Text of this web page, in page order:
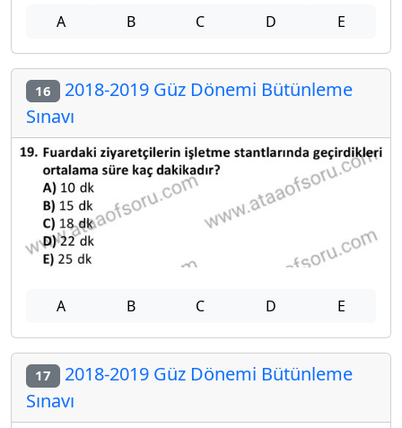
A B C D E
16 2018-2019 Güz Dönemi Bütünleme
Sınavı
A B C D E
17 2018-2019 Güz Dönemi Bütünleme
Sınavı